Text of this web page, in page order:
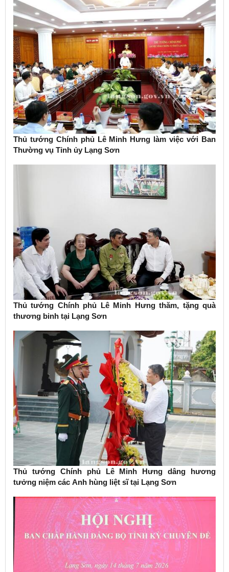
Thủ tướng Chính phủ Lê Minh Hưng làm việc với Ban
Thường vụ Tỉnh ủy Lạng Sơn
Thủ tướng Chính phủ Lê Minh Hưng thăm, tặng quà
thương binh tại Lạng Sơn
Thủ tướng Chính phủ Lê Minh Hưng dâng hương
tưởng niệm các Anh hùng liệt sĩ tại Lạng Sơn